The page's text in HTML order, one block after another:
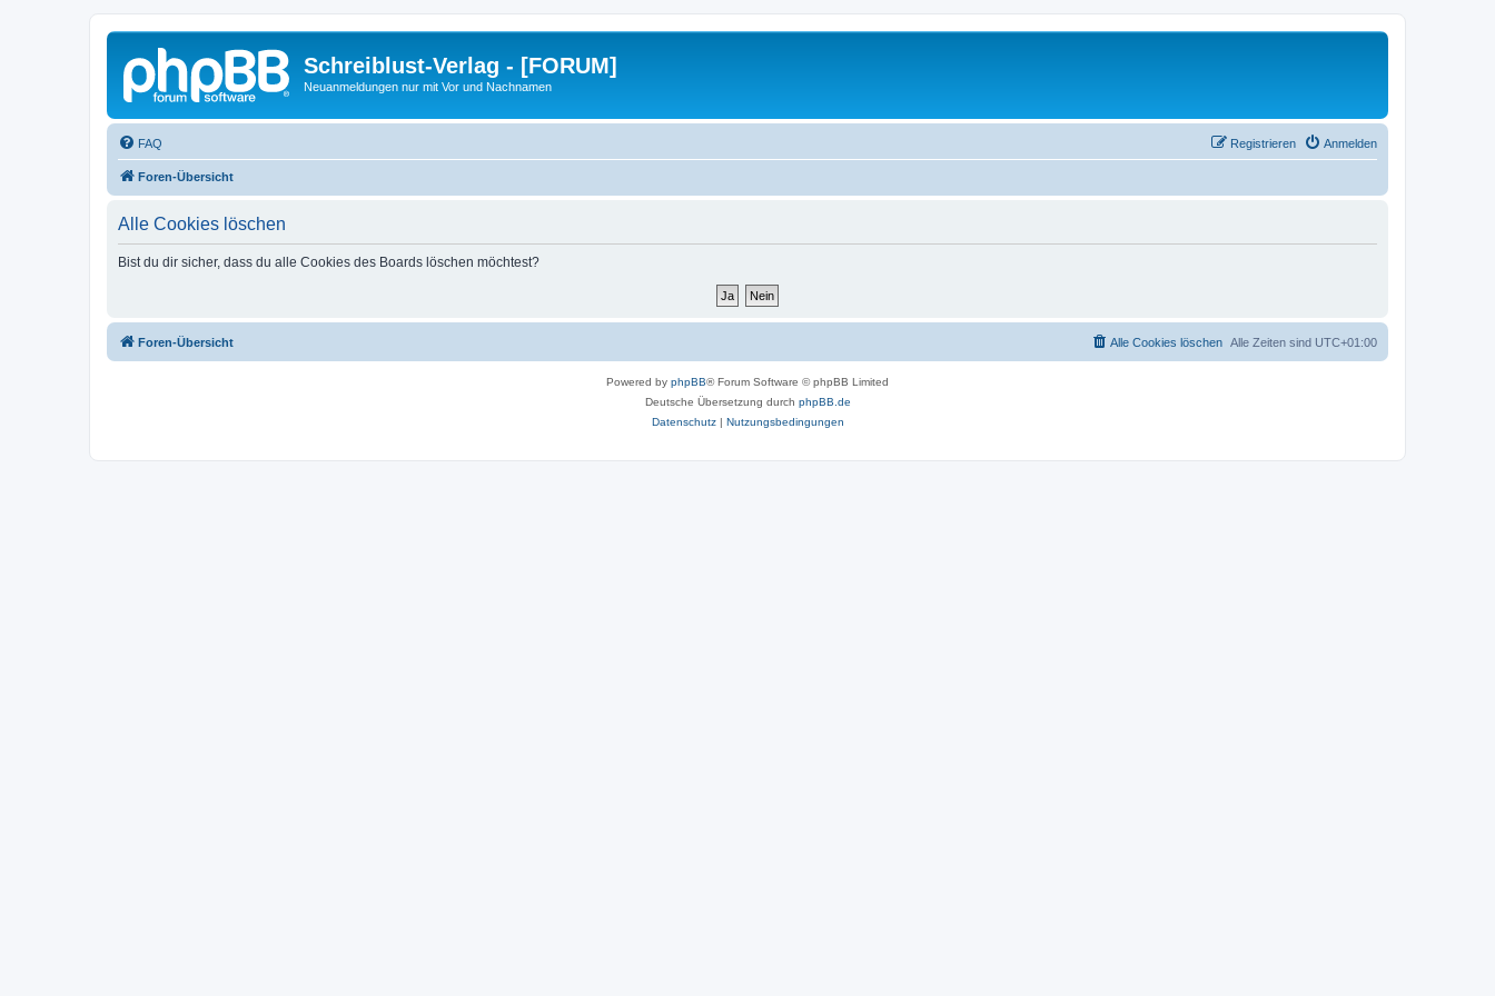
Schreiblust-Verlag - [FORUM]
Neuanmeldungen nur mit Vor und Nachnamen
FAQ Anmelden
Registrieren
Foren-Übersicht
Alle Cookies löschen
Bist du dir sicher, dass du alle Cookies des Boards löschen möchtest?
Foren-Übersicht Alle Zeiten sind UTC+01:00
Alle Cookies löschen
Powered by phpBB® Forum Software © phpBB Limited
Deutsche Übersetzung durch phpBB.de
Datenschutz| Nutzungsbedingungen